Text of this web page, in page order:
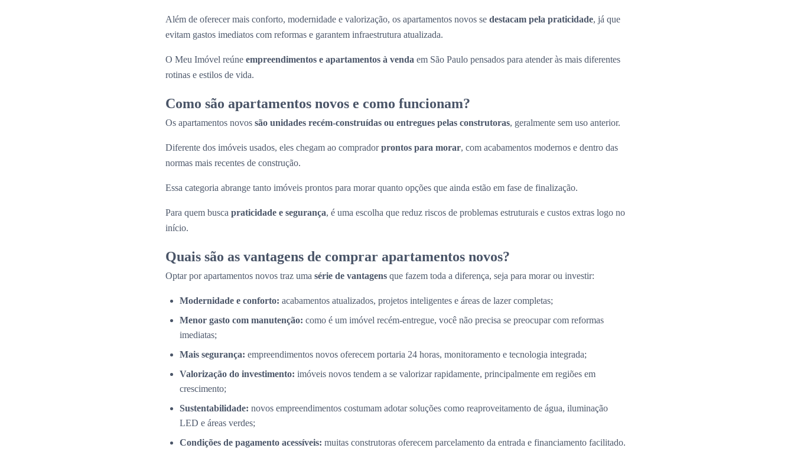
Além de oferecer mais conforto, modernidade e valorização, os apartamentos novos se destacam pela praticidade, já que
evitam gastos imediatos com reformas e garantem infraestrutura atualizada.
O Meu Imóvel reúne empreendimentos e apartamentos à venda em São Paulo pensados para atender às mais diferentes
rotinas e estilos de vida.
Como são apartamentos novos e como funcionam?
Os apartamentos novos são unidades recém-construídas ou entregues pelas construtoras, geralmente sem uso anterior.
Diferente dos imóveis usados, eles chegam ao compradorprontos para morar, com acabamentos modernos e dentro das
normas mais recentes de construção.
Essa categoria abrange tanto imóveis prontos para morar quanto opções que ainda estão em fase de finalização.
Para quem busca praticidade e segurança, é uma escolha que reduz riscos de problemas estruturais e custos extras logo no
início.
Quais são as vantagens de comprar apartamentos novos?
Optar por apartamentos novos traz uma série de vantagens que fazem toda a diferença, seja para morar ou investir:
Modernidade e conforto: acabamentos atualizados, projetos inteligentes e áreas de lazer completas;
Menor gasto com manutenção: como é um imóvel recém-entregue, você não precisa se preocupar com reformas
imediatas;
Mais segurança: empreendimentos novos oferecem portaria 24 horas, monitoramento e tecnologia integrada;
Valorização do investimento: imóveis novos tendem a se valorizar rapidamente, principalmente em regiões em
crescimento;
Sustentabilidade: novos empreendimentos costumam adotar soluções como reaproveitamento de água, iluminação
LED e áreas verdes;
Condições de pagamento acessíveis: muitas construtoras oferecem parcelamento da entrada e financiamento facilitado.